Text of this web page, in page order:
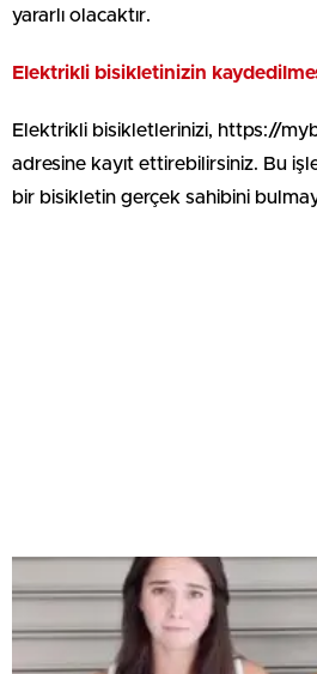
yararlı olacaktır.
Elektrikli bisikletinizin
Elektrikli bisikletlerinizi, https://
adresine kayıt ettirebilirsiniz. Bu
bir bisikletin gerçek sahibini